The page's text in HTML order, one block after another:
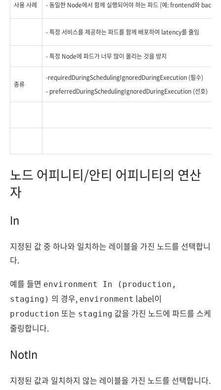
사용 사례 - 동일한 Node에서 함께 실행되어야 하는 파드 (예: frontend와
- 특정 서비스를 제공하는 파드를 함께 배포하여 latency를 줄임
- 특정 Node에 파드가 너무 많이 몰리는 것을 방지
종류
-requiredDuringSchedulingIgnoredDuringExecution (필수)
- preferredDuringSchedulingIgnoredDuringExecution (선호)
노드 어피니티/안티 어피니티의 연산
자
In
지정된 값 중 하나와 일치하는 레이블을 가진 노드를 선택합니
다.
예를 들면 environment In (production,
staging) 의 경우, environment label이
production 또는 staging 값을 가진 노드에 파드를 스케
줄링합니다.
NotIn
지정된 값과 일치하지 않는 레이블을 가진 노드를 선택합니다.